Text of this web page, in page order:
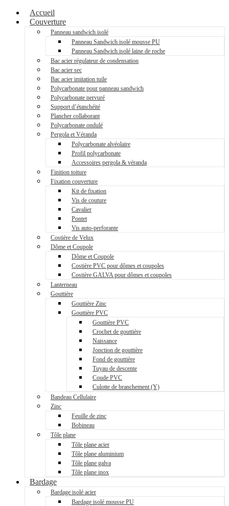
Accueil
Couverture
Panneau sandwich isolé
Panneau Sandwich isolé mousse PU
Panneau Sandwich isolé laine de roche
Bac acier régulateur de condensation
Bac acier sec
Bac acier imitation tuile
Polycarbonate pour panneau sandwich
Polycarbonate nervuré
Support d’étanchéité
Plancher collaborant
Polycarbonate ondulé
Pergola et Véranda
Polycarbonate alvéolaire
Profil polycarbonate
Accessoires pergola & véranda
Finition toiture
Fixation couverture
Kit de fixation
Vis de couture
Cavalier
Pontet
Vis auto-perforante
Costière de Velux
Dôme et Coupole
Dôme et Coupole
Costière PVC pour dômes et coupoles
Costière GALVA pour dômes et coupoles
Lanterneau
Gouttière
Gouttière Zinc
Gouttière PVC
Gouttière PVC
Crochet de gouttière
Naissance
Jonction de gouttière
Fond de gouttière
Tuyau de descente
Coude PVC
Culotte de branchement (Y)
Bandeau Cellulaire
Zinc
Feuille de zinc
Bobineau
Tôle plane
Tôle plane acier
Tôle plane aluminium
Tôle plane galva
Tôle plane inox
Bardage
Bardage isolé acier
Bardage isolé mousse PU